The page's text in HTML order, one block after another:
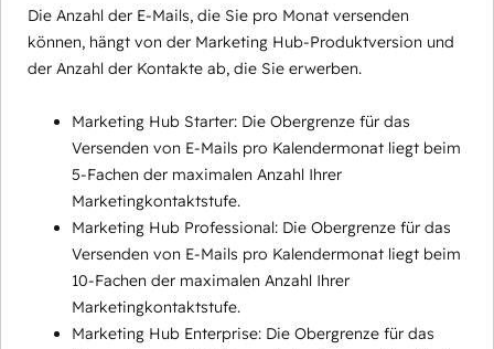
Die Anzahl der E-Mails, die Sie pro Monat versenden
können, hängt von der Marketing Hub-Produktversion und
der Anzahl der Kontakte ab, die Sie erwerben.
Marketing Hub Starter: Die Obergrenze für das
Versenden von E-Mails pro Kalendermonat liegt beim
5-Fachen der maximalen Anzahl Ihrer
Marketingkontaktstufe.
Marketing Hub Professional: Die Obergrenze für das
Versenden von E-Mails pro Kalendermonat liegt beim
10-Fachen der maximalen Anzahl Ihrer
Marketingkontaktstufe.
Marketing Hub Enterprise: Die Obergrenze für das